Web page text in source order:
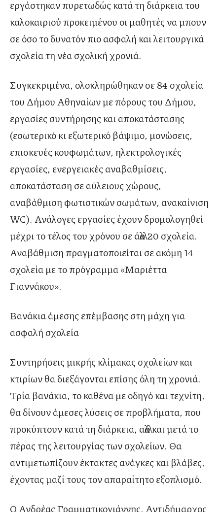
εργάστηκαν πυρετωδώς κατά τη διάρκεια του
καλοκαιριού προκειμένου οι μαθητές να μπουν
σε όσο το δυνατόν πιο ασφαλή και λειτουργικά
σχολεία τη νέα σχολική χρονιά.
Συγκεκριμένα, ολοκληρώθηκαν σε 84 σχολεία
του Δήμου Αθηναίων με πόρους του Δήμου,
εργασίες συντήρησης και αποκατάστασης
(εσωτερικό κι εξωτερικό βάψιμο, μονώσεις,
επισκευές κουφωμάτων, ηλεκτρολογικές
εργασίες, ενεργειακές αναβαθμίσεις,
αποκατάσταση σε αύλειους χώρους,
αναβάθμιση φωτιστικών σωμάτων, ανακαίνιση
WC). Ανάλογες εργασίες έχουν δρομολογηθεί
μέχρι το τέλος του χρόνου σε άλλα 20 σχολεία.
Αναβάθμιση πραγματοποιείται σε ακόμη 14
σχολεία με το πρόγραμμα «Μαριέττα
Γιαννάκου».
Βανάκια άμεσης επέμβασης στη μάχη για
ασφαλή σχολεία
Συντηρήσεις μικρής κλίμακας σχολείων και
κτιρίων θα διεξάγονται επίσης όλη τη χρονιά.
Τρία βανάκια, το καθένα με οδηγό και τεχνίτη,
θα δίνουν άμεσες λύσεις σε προβλήματα, που
προκύπτουν κατά τη διάρκεια, αλλά και μετά το
πέρας της λειτουργίας των σχολείων. Θα
αντιμετωπίζουν έκτακτες ανάγκες και βλάβες,
έχοντας μαζί τους τον απαραίτητο εξοπλισμό.
O Ανδρέας Γραμματικογιάννης, Αντιδήμαρχος